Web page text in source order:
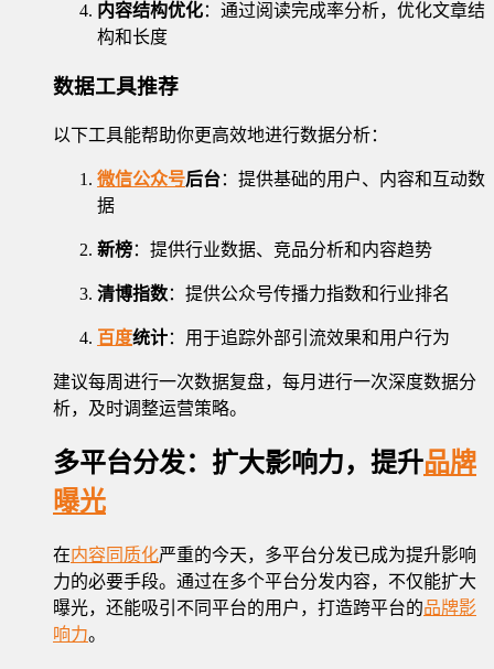
内容结构优化：通过阅读完成率分析，优化文章结
构和长度
数据工具推荐
以下工具能帮助你更高效地进行数据分析：
微信公众号后台：提供基础的用户、内容和互动数
据
新榜：提供行业数据、竞品分析和内容趋势
清博指数：提供公众号传播力指数和行业排名
百度统计：用于追踪外部引流效果和用户行为
建议每周进行一次数据复盘，每月进行一次深度数据分
析，及时调整运营策略。
多平台分发：扩大影响力，提升品牌
曝光
在内容同质化严重的今天，多平台分发已成为提升影响
力的必要手段。通过在多个平台分发内容，不仅能扩大
曝光，还能吸引不同平台的用户，打造跨平台的品牌影
响力。